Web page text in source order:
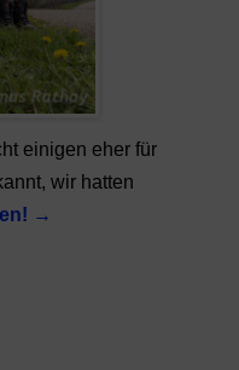
einigen eher für
wir hatten
→